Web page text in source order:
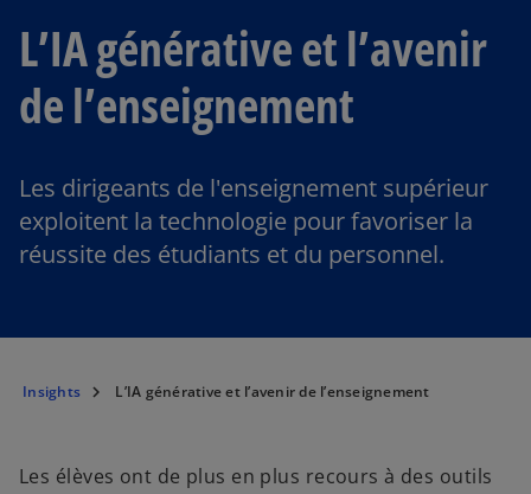
L’IA générative et l’avenir
de l’enseignement
Les dirigeants de l'enseignement supérieur
exploitent la technologie pour favoriser la
réussite des étudiants et du personnel.
Insights L’IA générative et l’avenir de l’enseignement
Les élèves ont de plus en plus recours à des outils